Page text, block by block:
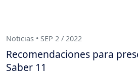
Noticias • SEP 2 / 2022
Recomendaciones para
Saber 11